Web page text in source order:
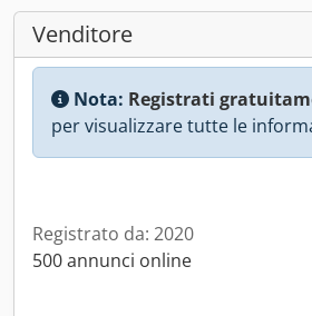
Venditore
Nota: Registrati
per visualizzare tutte le
Registrato da: 2020
500 annunci online